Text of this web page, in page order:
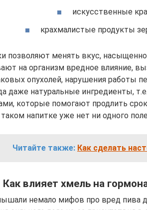
искусственные
крахмалистые продукты
позволяют менять вкус,
на организм вредное влияние,
опухолей, нарушения работы
даже натуральные ингредиенты,
которые помогают продлить
таком напитке уже нет ни одного
Читайте также: Как сделать
Как влияет хмель на
немало мифов про вред пива